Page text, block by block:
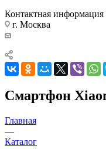
Контактная информация
г. Москва
Смартфон
Главная
—
Каталог